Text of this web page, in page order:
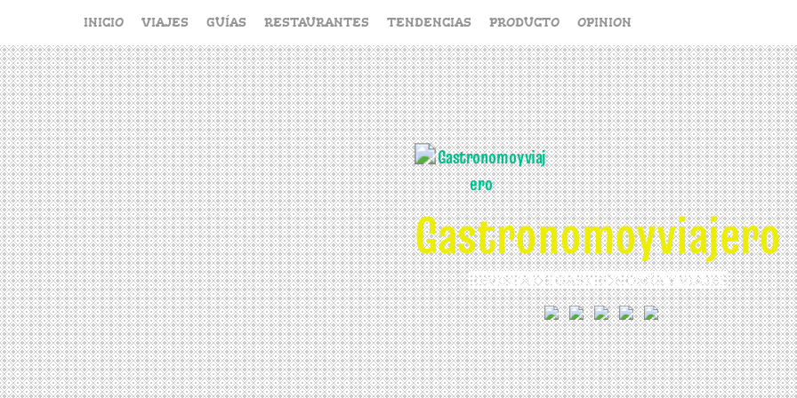
contenido
INICIO VIAJES GUÍAS RESTAURANTES TENDENCIAS PRODUCTO OPINION
Gastronomoyviajero
REVISTA DE GASTRONOMÍA Y VIAJES